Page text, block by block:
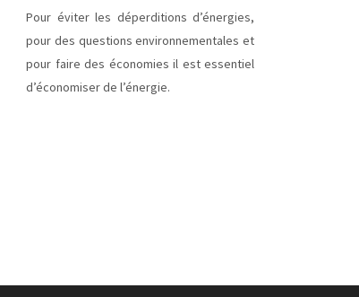
Pour éviter les déperditions d’énergies,
pour des questions environnementales et
pour faire des économies il est essentiel
d’économiser de l’énergie.